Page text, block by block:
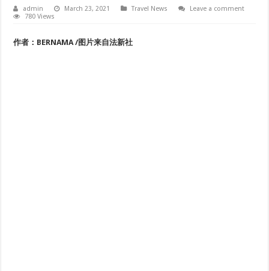
admin March 23, 2021 Travel News
Leave a comment
780 Views
作者：BERNAMA /图片来自法新社